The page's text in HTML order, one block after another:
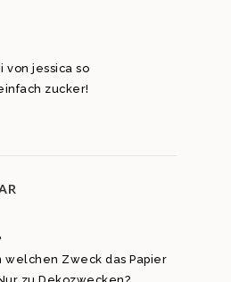
von jessica so
zucker!
welchen Zweck das Papier